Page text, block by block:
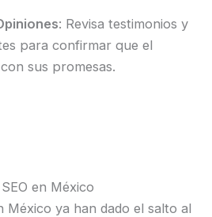
: Revisa testimonios y
para confirmar que el
sus promesas.
en México
México ya han dado el salto al